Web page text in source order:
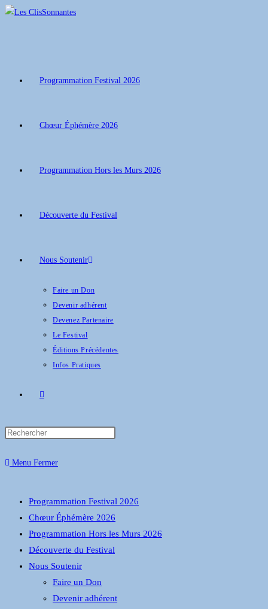
Programmation Festival 2026
Chœur Éphémère 2026
Programmation Hors les Murs 2026
Découverte du Festival
Nous Soutenir
Faire un Don
Devenir adhérent
Devenez Partenaire
Le Festival
Éditions Précédentes
Infos Pratiques
Menu Fermer
Programmation Festival 2026
Chœur Éphémère 2026
Programmation Hors les Murs 2026
Découverte du Festival
Nous Soutenir
Faire un Don
Devenir adhérent